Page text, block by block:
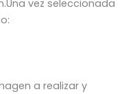
vez seleccionada
a realizar y